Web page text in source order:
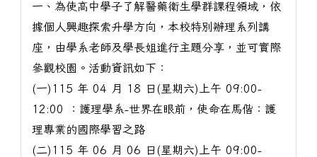
一、為使高中學子了解醫藥衛生學群課程領域，依
據個人興趣探索升學方向，本校特別辦理系列講
座，由學系老師及學長姐進行主題分享，並可實際
參觀校園。活動資訊如下：
(一)115 年 04 月 18 日(星期六)上午 09:00-
12:00 ：護理學系-世界在眼前，使命在馬偕：護
理專業的國際學習之路
(二)115 年 06 月 06 日(星期六)上午 09:00-